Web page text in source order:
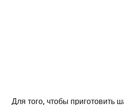
Для того, чтобы приготовить